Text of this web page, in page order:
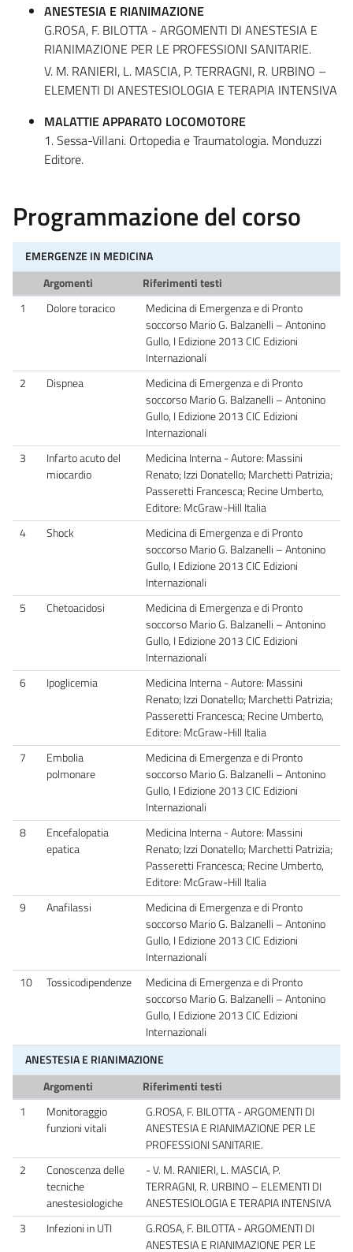
ANESTESIA E RIANIMAZIONE
G.ROSA, F. BILOTTA - ARGOMENTI DI ANESTESIA E
RIANIMAZIONE PER LE PROFESSIONI SANITARIE.
V. M. RANIERI, L. MASCIA, P. TERRAGNI, R. URBINO –
ELEMENTI DI ANESTESIOLOGIA E TERAPIA INTENSIVA
MALATTIE APPARATO LOCOMOTORE
1. Sessa-Villani. Ortopedia e Traumatologia. Monduzzi
Editore.
Programmazione del corso
EMERGENZE IN MEDICINA
Argomenti
Riferimenti testi
1
Dolore toracico
Medicina di Emergenza e di Pronto
soccorso Mario G. Balzanelli – Antonino
Gullo, I Edizione 2013 CIC Edizioni
Internazionali
2
Dispnea
Medicina di Emergenza e di Pronto
soccorso Mario G. Balzanelli – Antonino
Gullo, I Edizione 2013 CIC Edizioni
Internazionali
3
Infarto acuto del
miocardio
Medicina Interna - Autore: Massini
Renato; Izzi Donatello; Marchetti Patrizia;
Passeretti Francesca; Recine Umberto,
Editore: McGraw-Hill Italia
4
Shock
Medicina di Emergenza e di Pronto
soccorso Mario G. Balzanelli – Antonino
Gullo, I Edizione 2013 CIC Edizioni
Internazionali
5
Chetoacidosi
Medicina di Emergenza e di Pronto
soccorso Mario G. Balzanelli – Antonino
Gullo, I Edizione 2013 CIC Edizioni
Internazionali
6
Ipoglicemia
Medicina Interna - Autore: Massini
Renato; Izzi Donatello; Marchetti Patrizia;
Passeretti Francesca; Recine Umberto,
Editore: McGraw-Hill Italia
7
Embolia
polmonare
Medicina di Emergenza e di Pronto
soccorso Mario G. Balzanelli – Antonino
Gullo, I Edizione 2013 CIC Edizioni
Internazionali
8
Encefalopatia
epatica
Medicina Interna - Autore: Massini
Renato; Izzi Donatello; Marchetti Patrizia;
Passeretti Francesca; Recine Umberto,
Editore: McGraw-Hill Italia
9
Anafilassi
Medicina di Emergenza e di Pronto
soccorso Mario G. Balzanelli – Antonino
Gullo, I Edizione 2013 CIC Edizioni
Internazionali
10
Tossicodipendenze
Medicina di Emergenza e di Pronto
soccorso Mario G. Balzanelli – Antonino
Gullo, I Edizione 2013 CIC Edizioni
Internazionali
ANESTESIA E RIANIMAZIONE
Argomenti
Riferimenti testi
1
Monitoraggio
funzioni vitali
G.ROSA, F. BILOTTA - ARGOMENTI DI
ANESTESIA E RIANIMAZIONE PER LE
PROFESSIONI SANITARIE.
2
Conoscenza delle
tecniche
anestesiologiche
- V. M. RANIERI, L. MASCIA, P.
TERRAGNI, R. URBINO – ELEMENTI DI
ANESTESIOLOGIA E TERAPIA INTENSIVA
3
Infezioni in UTI
G.ROSA, F. BILOTTA - ARGOMENTI DI
ANESTESIA E RIANIMAZIONE PER LE